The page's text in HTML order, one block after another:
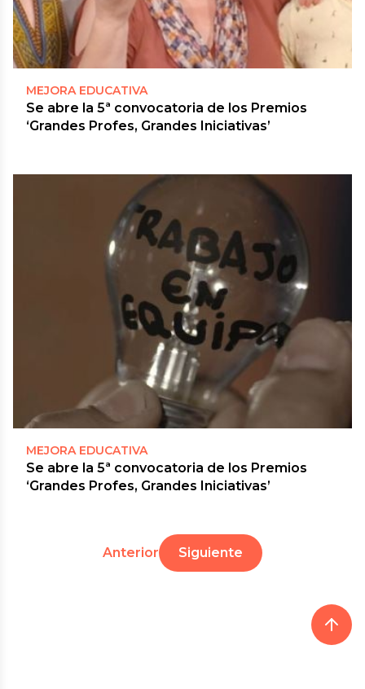
MEJORA EDUCATIVA
Se abre la 5ª convocatoria de los Premios
‘Grandes Profes, Grandes Iniciativas’
MEJORA EDUCATIVA
Se abre la 5ª convocatoria de los Premios
‘Grandes Profes, Grandes Iniciativas’
Anterior Siguiente